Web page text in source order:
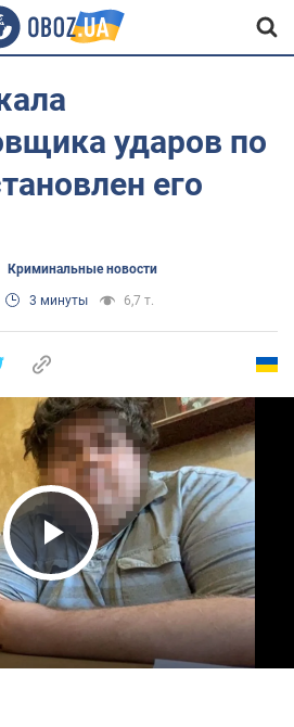
ударов по
его
Криминальные новости
3 минуты 6,7 т.
Play Video